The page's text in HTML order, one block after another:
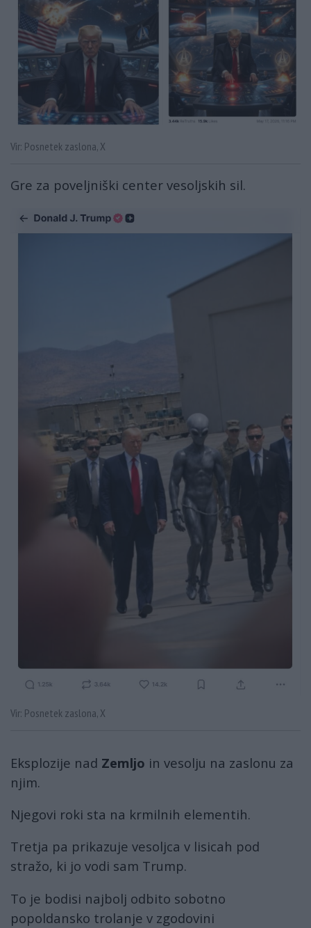
Vir: Posnetek zaslona, X
Gre za poveljniški center vesoljskih sil.
Vir: Posnetek zaslona, X
Eksplozije nad Zemljo in vesolju na zaslonu za
njim.
Njegovi roki sta na krmilnih elementih.
Tretja pa prikazuje vesoljca v lisicah pod
stražo, ki jo vodi sam Trump.
To je bodisi najbolj odbito sobotno
popoldansko trolanje v zgodovini